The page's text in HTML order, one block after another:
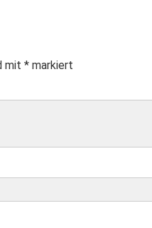
mit * markiert